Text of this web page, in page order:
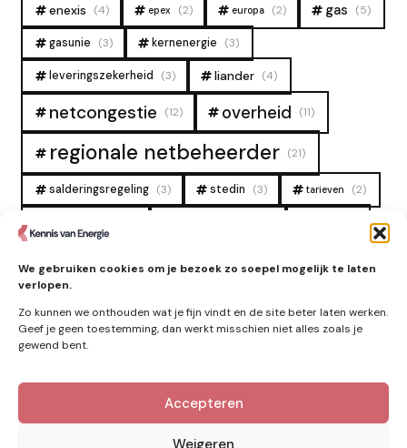
We gebruiken cookies om je bezoek zo soepel mogelijk te laten
verlopen.
Zo kunnen we onthouden wat je fijn vindt en de site beter laten werken.
Geef je geen toestemming, dan werkt misschien niet alles zoals je
gewend bent.
Accepteren
Weigeren
enexis (4) epex (2) europa (2) gas (5)
gasunie (3) kernenergie (3)
leveringszekerheid (3) liander (4)
netcongestie (12) overheid (11)
regionale netbeheerder (21)
salderingsregeling (3) stedin (3) tarieven (2)
tennet
zonne-energie (9)
Kennis van Energie in je mailbox?
Abonner op nieuwe artikelen.